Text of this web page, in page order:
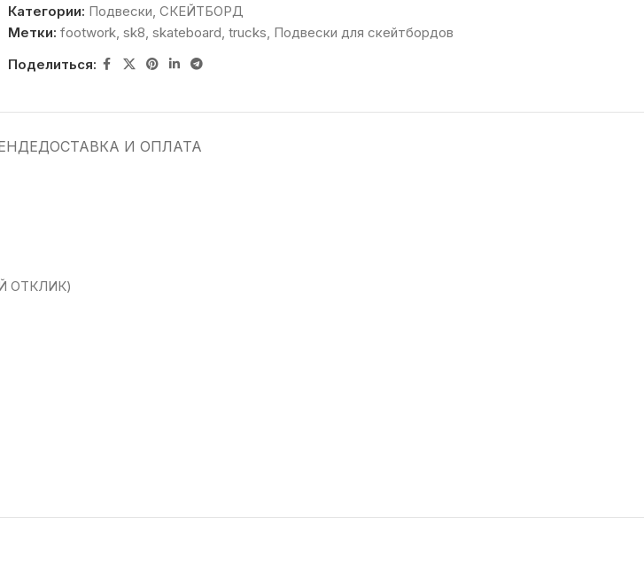
Категории: Подвески, СКЕЙТБОРД
Метки: footwork, sk8, skateboard, trucks, Подвески для скейтбордов
Поделиться:
ДОСТАВКА И ОПЛАТА
ОТКЛИК)